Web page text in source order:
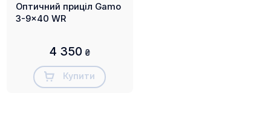
Оптичний приціл Gamo
3-9x40 WR
4 350 ₴
Купити